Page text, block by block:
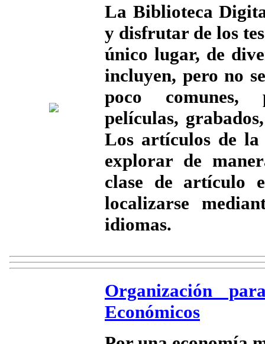
La Biblioteca
y disfrutar de los
único lugar, de
incluyen, pero no
poco comunes,
películas,
Los artículos de
explorar de
clase de artículo
localizarse
idiomas.
Organización
Económicos